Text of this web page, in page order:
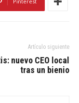
Artículo siguiente
nuevo CEO local
tras un bienio